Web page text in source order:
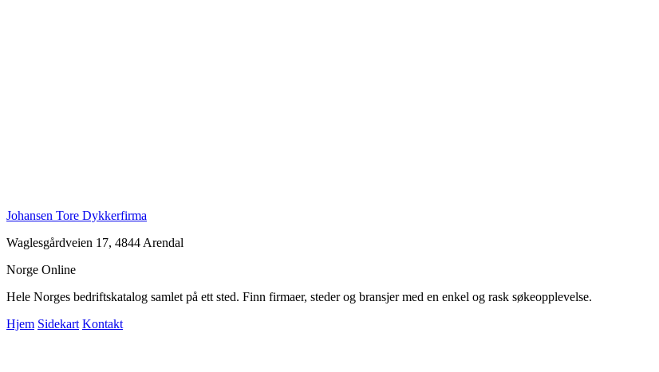
Johansen Tore Dykkerfirma
Waglesgårdveien 17, 4844 Arendal
Norge Online
Hele Norges bedriftskatalog samlet på ett sted. Finn firmaer, steder og bransjer med en enkel og rask søkeopplevelse.
Hjem Sidekart Kontakt